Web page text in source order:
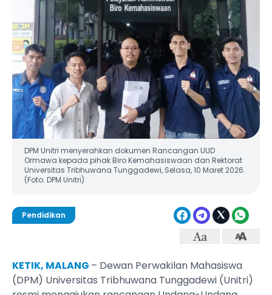
DPM Unitri menyerahkan dokumen Rancangan UUD
Ormawa kepada pihak Biro Kemahasiswaan dan Rektorat
Universitas Tribhuwana Tunggadewi, Selasa, 10 Maret 2026.
(Foto: DPM Unitri)
Pendidikan
KETIK, MALANG – Dewan Perwakilan Mahasiswa
(DPM) Universitas Tribhuwana Tunggadewi (Unitri)